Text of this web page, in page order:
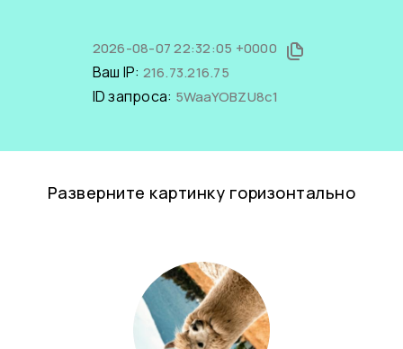
2026-08-07 22:32:05 +0000
Ваш IP: 216.73.216.75
ID запроса: 5WaaYOBZU8c1
Разверните картинку горизонтально